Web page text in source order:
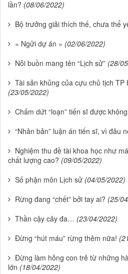
lần? (08/06/2022)
Bộ trưởng giải thích thế, chưa thể
« Ngửi dự án » (02/06/2022)
Nỗi buồn mang tên “Lịch sử” (28/
Tài sản khủng của cựu chủ tịch TP
(23/05/2022)
Chấm dứt “loạn” tiến sĩ được
“Nhân bản” luận án tiến sĩ, vì đâu
Nghiệm thu đề tài khoa học như
chất lượng cao? (09/05/2022)
Số phận môn Lịch sử (04/05/2022)
Rừng đang “chết” bởi tay ai? (25/
Thần cậy cây đa… (23/04/2022)
Đừng “hút máu” rừng thêm nữa!
Đừng làm hỏng con trẻ từ những
lớn (18/04/2022)